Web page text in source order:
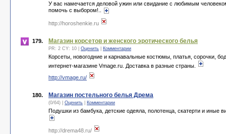
У вас намечается деловой ужин или свидание с любимым
помочь с выбором!..
http://horoshenkie.ru
179. Магазин корсетов и женского эротического белья
PR: 2 CY: 10 | Оценить Комментарии
Корсеты, новогодние и карнавальные костюмы, платья, сорочки,
интернет-магазине Vmage.ru. Доставка в разные страны.
http://vmage.ru/
180. Магазин постельного белья Дрема
(0/64) | Оценить Комментарии
Подушки из бамбука, детские одеяла, полотенца, скатерти и иные
http://drema48.ru/